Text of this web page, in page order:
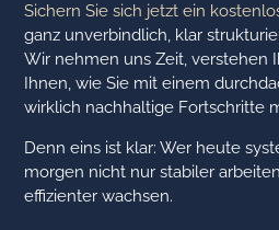
Sichern Sie sich jetzt ein
ganz unverbindlich, klar
Wir nehmen uns Zeit, verstehen
Ihnen, wie Sie mit einem
wirklich nachhaltige Fortschritte
Denn eins ist klar: Wer heute
morgen nicht nur stabiler
effizienter wachsen.